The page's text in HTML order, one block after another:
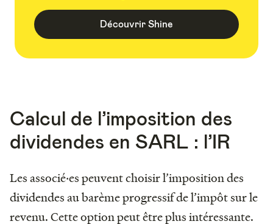
Découvrir Shine
Calcul de l’imposition des
dividendes en SARL : l’IR
Les associé‧es peuvent choisir l’imposition des
dividendes au barème progressif de l’impôt sur le
revenu. Cette option peut être plus intéressante.